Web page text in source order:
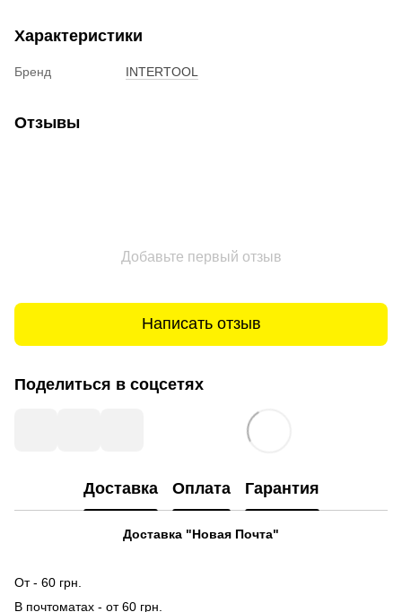
Характеристики
Бренд INTERTOOL
Отзывы
Добавьте первый отзыв
Написать отзыв
Поделиться в соцсетях
Доставка Оплата Гарантия
Доставка "Новая Почта"
От - 60 грн.
В почтоматах - от 60 грн.